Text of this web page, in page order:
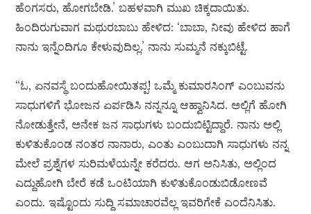
ಹೆಂಗಸರು, ಹೋಗಬೇಡಿ.’ ಬಹಳವಾಗಿ ಮುಖ ಚಿಕ್ಕದಾಯಿತು.
ಹಿಂದಿರುಗುವಾಗ ಮಥುರಬಾಬು ಹೇಳಿದ: ‘ಬಾಬಾ, ನೀವು ಹೇಳಿದ ಹಾಗೆ
ನಾನು ಇನ್ನೆಂದಿಗೂ ಕೇಳುವುದಿಲ್ಲ.’ ನಾನು ಸುಮ್ಮನೆ ನಕ್ಕುಬಿಟ್ಟೆ.
“ಓ, ಏನವಸ್ಥೆ ಬಂದುಹೋಯಿತಪ್ಪ! ಒಮ್ಮೆ ಕುಮಾರಸಿಂಗ್ ಎಂಬುವನು
ಸಾಧುಗಳಿಗೆ ಭೋಜನ ಏರ್ಪಡಿಸಿ ನನ್ನನ್ನೂ ಆಹ್ವಾನಿಸಿದ. ಅಲ್ಲಿಗೆ ಹೋಗಿ
ನೋಡುತ್ತೇನೆ, ಅನೇಕ ಜನ ಸಾಧುಗಳು ಬಂದುಬಿಟ್ಟಿದ್ದಾರೆ. ನಾನು ಅಲ್ಲಿ
ಕುಳಿತುಕೊಂಡ ನಂತರ ನಾನಾರು, ಎಂತು ಎಂಬುದಾಗಿ ಸಾಧುಗಳು ನನ್ನ
ಮೇಲೆ ಪ್ರಶ್ನೆಗಳ ಸುರಿಮಳೆಯನ್ನೇ ಕರೆದರು. ಆಗ ಅನಿಸಿತು, ಅಲ್ಲಿಂದ
ಎದ್ದುಹೋಗಿ ಬೇರೆ ಕಡೆ ಒಂಟಿಯಾಗಿ ಕುಳಿತುಕೊಂಡುಬಿಡೋಣವೆ
ಎಂದು. ಇಷ್ಟೊಂದು ಸುದ್ದಿ ಸಮಾಚಾರವೆಲ್ಲ ಇವರಿಗೇಕೆ ಎಂದೆನಿಸಿತು.